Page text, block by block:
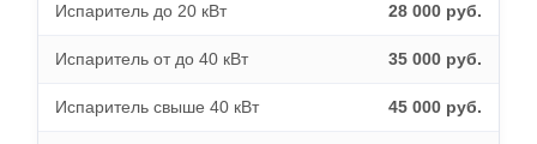
Испаритель до 20 кВт 28 000 руб.
Испаритель от до 40 кВт 35 000 руб.
Испаритель свыше 40 кВт 45 000 руб.